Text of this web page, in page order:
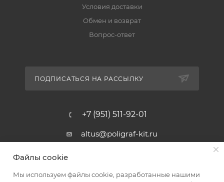
Условия доставки
Обмен и возврат
Вопрос-ответ
ПОДПИСАТЬСЯ НА РАССЫЛКУ
+7 (951) 511-92-01
altus@poligraf-kit.ru
Магазин-склад ТЦ "Альтус"
пос. Янтарный, Малое Зеленое
Файлы cookie
Мы используем файлы cookie, разработанные нашими